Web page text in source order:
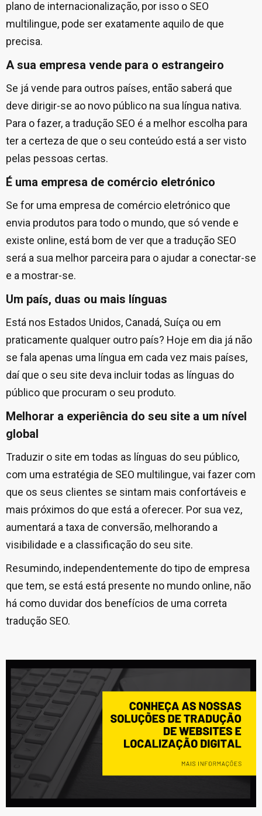
plano de internacionalização, por isso o SEO
multilingue, pode ser exatamente aquilo de que
precisa.
A sua empresa vende para o estrangeiro
Se já vende para outros países, então saberá que
deve dirigir-se ao novo público na sua língua nativa.
Para o fazer, a tradução SEO é a melhor escolha para
ter a certeza de que o seu conteúdo está a ser visto
pelas pessoas certas.
É uma empresa de comércio eletrónico
Se for uma empresa de comércio eletrónico que
envia produtos para todo o mundo, que só vende e
existe online, está bom de ver que a tradução SEO
será a sua melhor parceira para o ajudar a conectar-se
e a mostrar-se.
Um país, duas ou mais línguas
Está nos Estados Unidos, Canadá, Suíça ou em
praticamente qualquer outro país? Hoje em dia já não
se fala apenas uma língua em cada vez mais países,
daí que o seu site deva incluir todas as línguas do
público que procuram o seu produto.
Melhorar a experiência do seu site a um nível
global
Traduzir o site em todas as línguas do seu público,
com uma estratégia de SEO multilingue, vai fazer com
que os seus clientes se sintam mais confortáveis e
mais próximos do que está a oferecer. Por sua vez,
aumentará a taxa de conversão, melhorando a
visibilidade e a classificação do seu site.
Resumindo, independentemente do tipo de empresa
que tem, se está está presente no mundo online, não
há como duvidar dos benefícios de uma correta
tradução SEO.